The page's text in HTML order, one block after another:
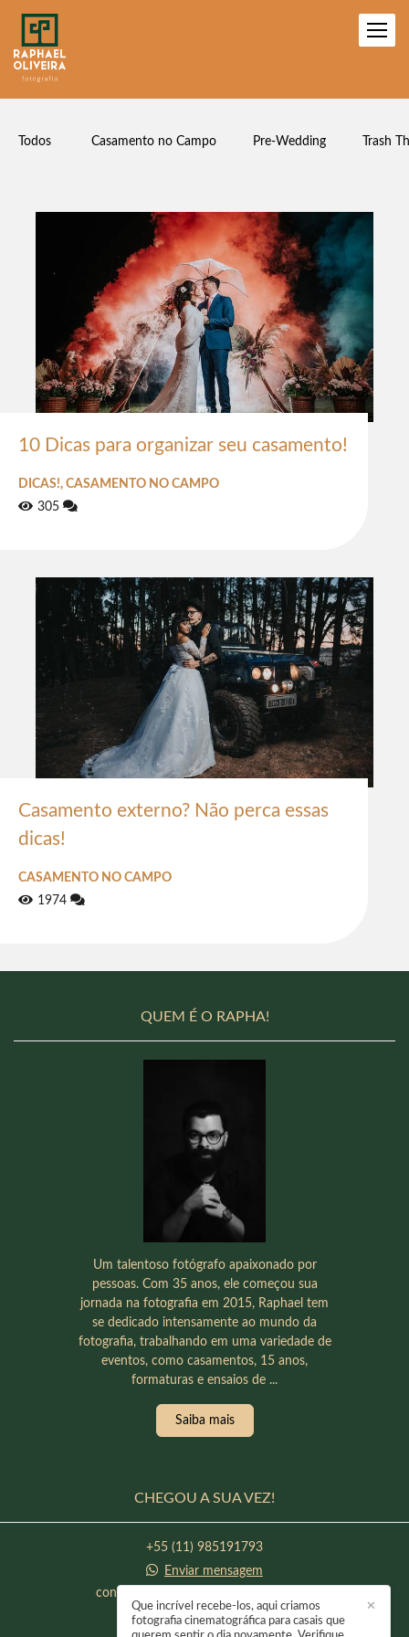
Todos Casamento no Campo Pre-Wedding Trash
10 Dicas para organizar seu casamento!
DICAS!, CASAMENTO NO CAMPO
305
Casamento externo? Não perca essas
dicas!
CASAMENTO NO CAMPO
1974
QUEM É O RAPHA!
Um talentoso fotógrafo apaixonado por
pessoas. Com 35 anos, ele começou sua
jornada na fotografia em 2015, Raphael tem
se dedicado intensamente ao mundo da
fotografia, trabalhando em uma variedade de
eventos, como casamentos, 15 anos,
formaturas e ensaios de ...
Saiba mais
CHEGOU A SUA VEZ!
+55 (11) 985191793
Enviar mensagem
contato@raphaeloliveirafotografia.com
Itapevi / SP
✕
Que incrível recebe-los, aqui criamos
fotografia cinematográfica para casais que